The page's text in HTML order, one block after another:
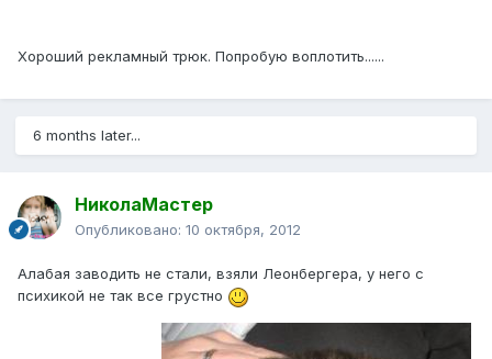
Хороший рекламный трюк. Попробую воплотить......
6 months later...
НиколаМастер
Опубликовано: 10 октября, 2012
Алабая заводить не стали, взяли Леонбергера, у него с
психикой не так все грустно